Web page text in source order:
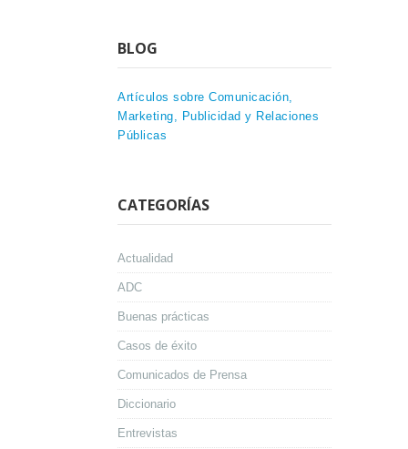
BLOG
Artículos sobre Comunicación,
Marketing, Publicidad y Relaciones
Públicas
CATEGORÍAS
Actualidad
ADC
Buenas prácticas
Casos de éxito
Comunicados de Prensa
Diccionario
Entrevistas